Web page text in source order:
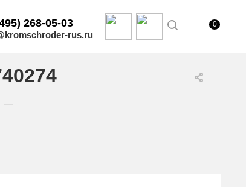
268-05-03
rus.ru
0